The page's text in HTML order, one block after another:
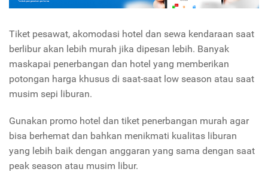
Tiket pesawat, akomodasi hotel dan sewa kendaraan saat
berlibur akan lebih murah jika dipesan lebih. Banyak
maskapai penerbangan dan hotel yang memberikan
potongan harga khusus di saat-saat low season atau saat
musim sepi liburan.
Gunakan promo hotel dan tiket penerbangan murah agar
bisa berhemat dan bahkan menikmati kualitas liburan
yang lebih baik dengan anggaran yang sama dengan saat
peak season atau musim libur.